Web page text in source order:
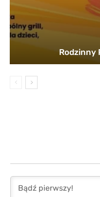
Rodzinny